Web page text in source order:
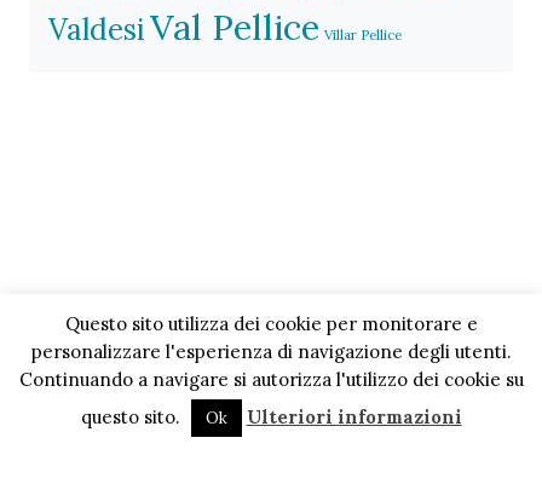
ValdesiVal Pellice Villar Pellice
Questo sito utilizza dei cookie per monitorare e
personalizzare l'esperienza di navigazione degli utenti.
Continuando a navigare si autorizza l'utilizzo dei cookie su
questo sito.
Ok Ulteriori informazioni